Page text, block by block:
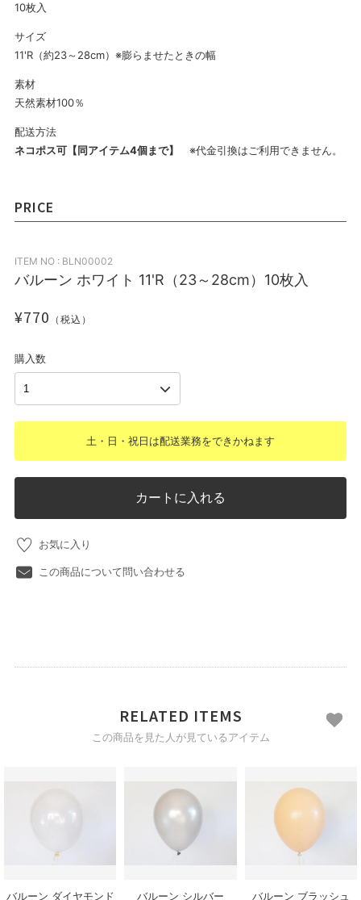
10枚入
サイズ
11'R（約23～28cm）※膨らませたときの幅
素材
天然素材100％
配送方法
ネコポス可【同アイテム4個まで】
※代金引換はご利用できません。
PRICE
ITEM NO : BLN00002
バルーン ホワイト 11'R（23～28cm）10枚入
¥770 （税込）
購入数
土・日・祝日は配送業務をできかねます
カートに入れる
お気に入り
この商品について問い合わせる
RELATED ITEMS
この商品を見た人が見ているアイテム
バルーン ダイヤモンド バルーン シルバー バルーン ブラッシュ